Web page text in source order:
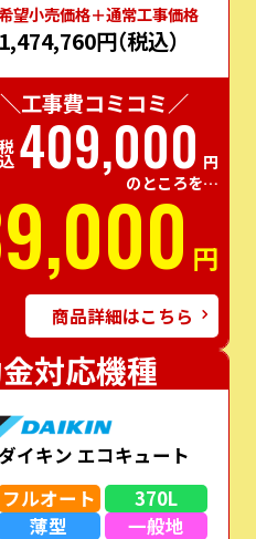
望⼩売価格＋通常⼯事価格
1,474,760円（税込）
＼工事費コミコミ／
税込409,000 円
のところを…
円
商品詳細はこちら
対応機種
イキン エコキュート
フルオート
370L
薄型
一般地